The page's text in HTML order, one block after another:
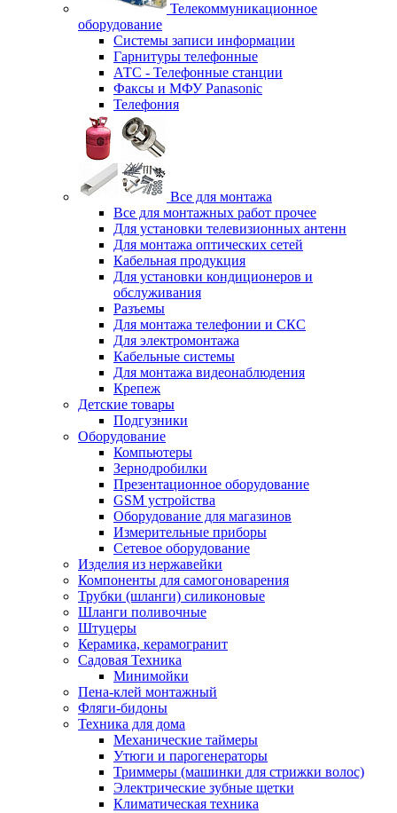
Телекоммуникационное
оборудование
Системы записи информации
Гарнитуры телефонные
АТС - Телефонные станции
Факсы и МФУ Panasonic
Телефония
Все для монтажа
Все для монтажных работ прочее
Для установки телевизионных антенн
Для монтажа оптических сетей
Кабельная продукция
Для установки кондиционеров и
обслуживания
Разъемы
Для монтажа телефонии и СКС
Для электромонтажа
Кабельные системы
Для монтажа видеонаблюдения
Крепеж
Детские товары
Подгузники
Оборудование
Компьютеры
Зернодробилки
Презентационное оборудование
GSM устройства
Оборудование для магазинов
Измерительные приборы
Сетевое оборудование
Изделия из нержавейки
Компоненты для самогоноварения
Трубки (шланги) силиконовые
Шланги поливочные
Штуцеры
Керамика, керамогранит
Садовая Техника
Минимойки
Пена-клей монтажный
Фляги-бидоны
Техника для дома
Механические таймеры
Утюги и парогенераторы
Триммеры (машинки для стрижки волос)
Электрические зубные щетки
Климатическая техника